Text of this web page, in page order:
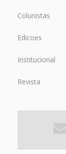
Colunistas
Edicoes
Institucional
Revista